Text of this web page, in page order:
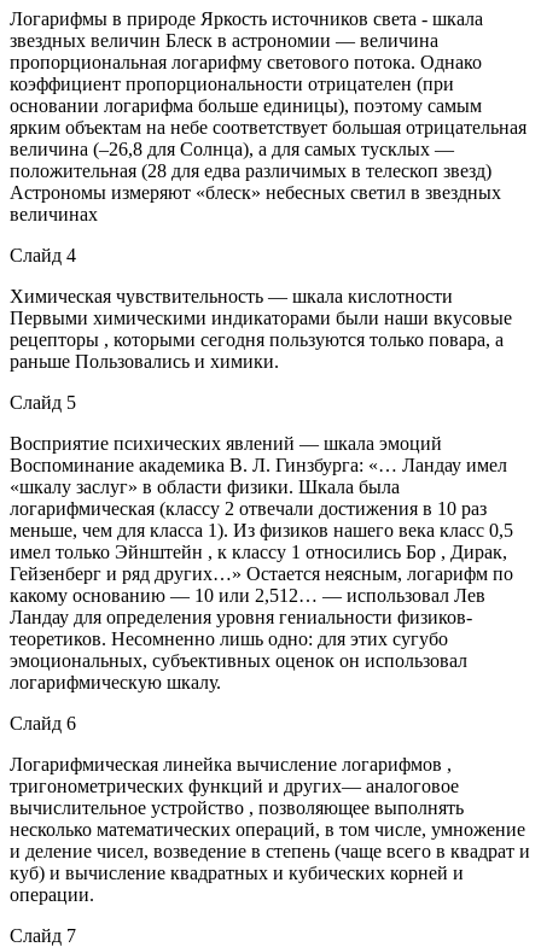
Логарифмы в природе Яркость источников света - шкала
звездных величин Блеск в астрономии — величина
пропорциональная логарифму светового потока. Однако
коэффициент пропорциональности отрицателен (при
основании логарифма больше единицы), поэтому самым
ярким объектам на небе соответствует большая отрицательная
величина (–26,8 для Солнца), а для самых тусклых —
положительная (28 для едва различимых в телескоп звезд)
Астрономы измеряют «блеск» небесных светил в звездных
величинах
Слайд 4
Химическая чувствительность — шкала кислотности
Первыми химическими индикаторами были наши вкусовые
рецепторы , которыми сегодня пользуются только повара, а
раньше Пользовались и химики.
Слайд 5
Восприятие психических явлений — шкала эмоций
Воспоминание академика В. Л. Гинзбурга: «… Ландау имел
«шкалу заслуг» в области физики. Шкала была
логарифмическая (классу 2 отвечали достижения в 10 раз
меньше, чем для класса 1). Из физиков нашего века класс 0,5
имел только Эйнштейн , к классу 1 относились Бор , Дирак,
Гейзенберг и ряд других…» Остается неясным, логарифм по
какому основанию — 10 или 2,512… — использовал Лев
Ландау для определения уровня гениальности физиков-
теоретиков. Несомненно лишь одно: для этих сугубо
эмоциональных, субъективных оценок он использовал
логарифмическую шкалу.
Слайд 6
Логарифмическая линейка вычисление логарифмов ,
тригонометрических функций и других— аналоговое
вычислительное устройство , позволяющее выполнять
несколько математических операций, в том числе, умножение
и деление чисел, возведение в степень (чаще всего в квадрат и
куб) и вычисление квадратных и кубических корней и
операции.
Слайд 7